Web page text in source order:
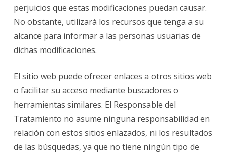
perjuicios que estas modificaciones puedan causar.
No obstante, utilizará los recursos que tenga a su
alcance para informar a las personas usuarias de
dichas modificaciones.
El sitio web puede ofrecer enlaces a otros sitios web
o facilitar su acceso mediante buscadores o
herramientas similares. El Responsable del
Tratamiento no asume ninguna responsabilidad en
relación con estos sitios enlazados, ni los resultados
de las búsquedas, ya que no tiene ningún tipo de